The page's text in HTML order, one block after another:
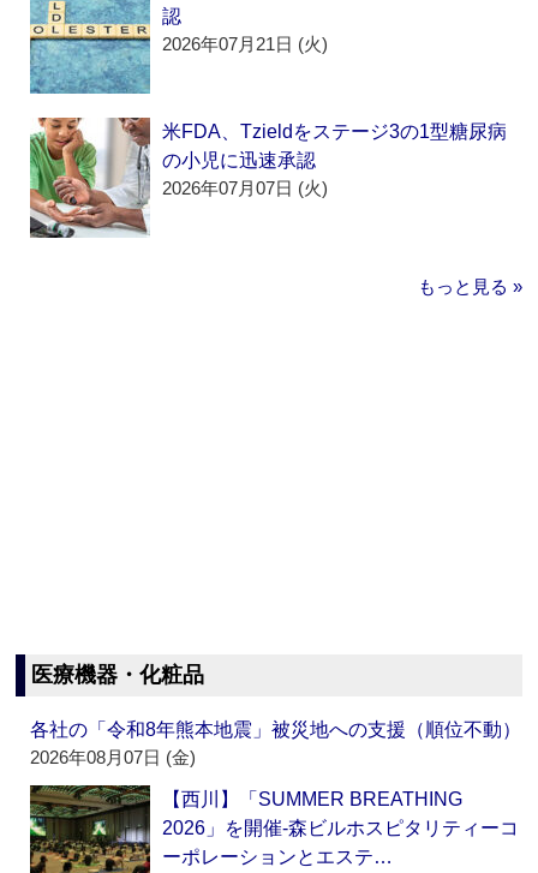
認
2026年07月21日 (火)
米FDA、Tzieldをステージ3の1型糖尿病
の小児に迅速承認
2026年07月07日 (火)
もっと見る »
医療機器・化粧品
各社の「令和8年熊本地震」被災地への支援（順位不動）
2026年08月07日 (金)
【西川】「SUMMER BREATHING
2026」を開催‐森ビルホスピタリティーコ
ーポレーションとエステ…